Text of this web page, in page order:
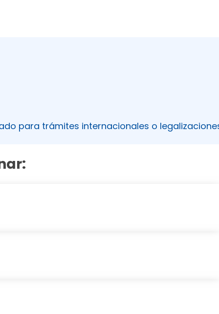
para trámites internacionales o